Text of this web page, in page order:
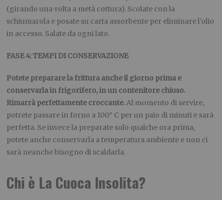
(girando una volta a metà cottura). Scolate con la
schiumarola e posate su carta assorbente per eliminare l’olio
in accesso. Salate da ogni lato.
FASE 4: TEMPI DI CONSERVAZIONE
Potete preparare la frittura anche il giorno prima e
conservarla in frigorifero, in un contenitore chiuso.
Rimarrà perfettamente croccante.Al momento di servire,
potrete passare in forno a 100° C per un paio di minuti e sarà
perfetta. Se invece la preparate solo qualche ora prima,
potete anche conservarla a temperatura ambiente e non ci
sarà neanche bisogno di scaldarla.
Chi è La Cuoca Insolita?